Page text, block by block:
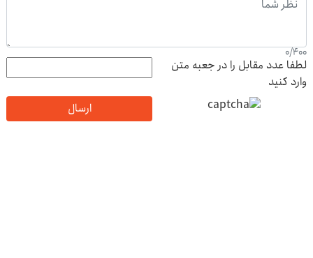
0/400
لطفا عدد مقابل را در جعبه متن
وارد کنید
ارسال